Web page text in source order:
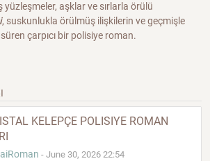
yüzleşmeler, aşklar ve sırlarla örülü
, suskunlukla örülmüş ilişkilerin ve geçmişle
çarpıcı bir polisiye roman.
KELEPÇE POLISIYE ROMAN
- June 30, 2026 22:54